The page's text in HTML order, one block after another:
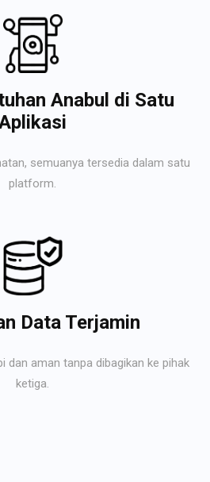
Anabul di Satu
semuanya tersedia dalam satu
platform.
Data Terjamin
dan aman tanpa dibagikan ke pihak
ketiga.